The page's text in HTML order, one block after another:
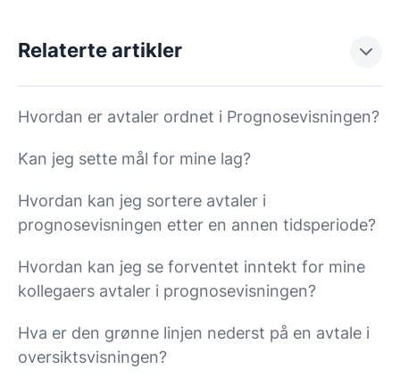
Relaterte artikler
Hvordan er avtaler ordnet i Prognosevisningen?
Kan jeg sette mål for mine lag?
Hvordan kan jeg sortere avtaler i
prognosevisningen etter en annen tidsperiode?
Hvordan kan jeg se forventet inntekt for mine
kollegaers avtaler i prognosevisningen?
Hva er den grønne linjen nederst på en avtale i
oversiktsvisningen?